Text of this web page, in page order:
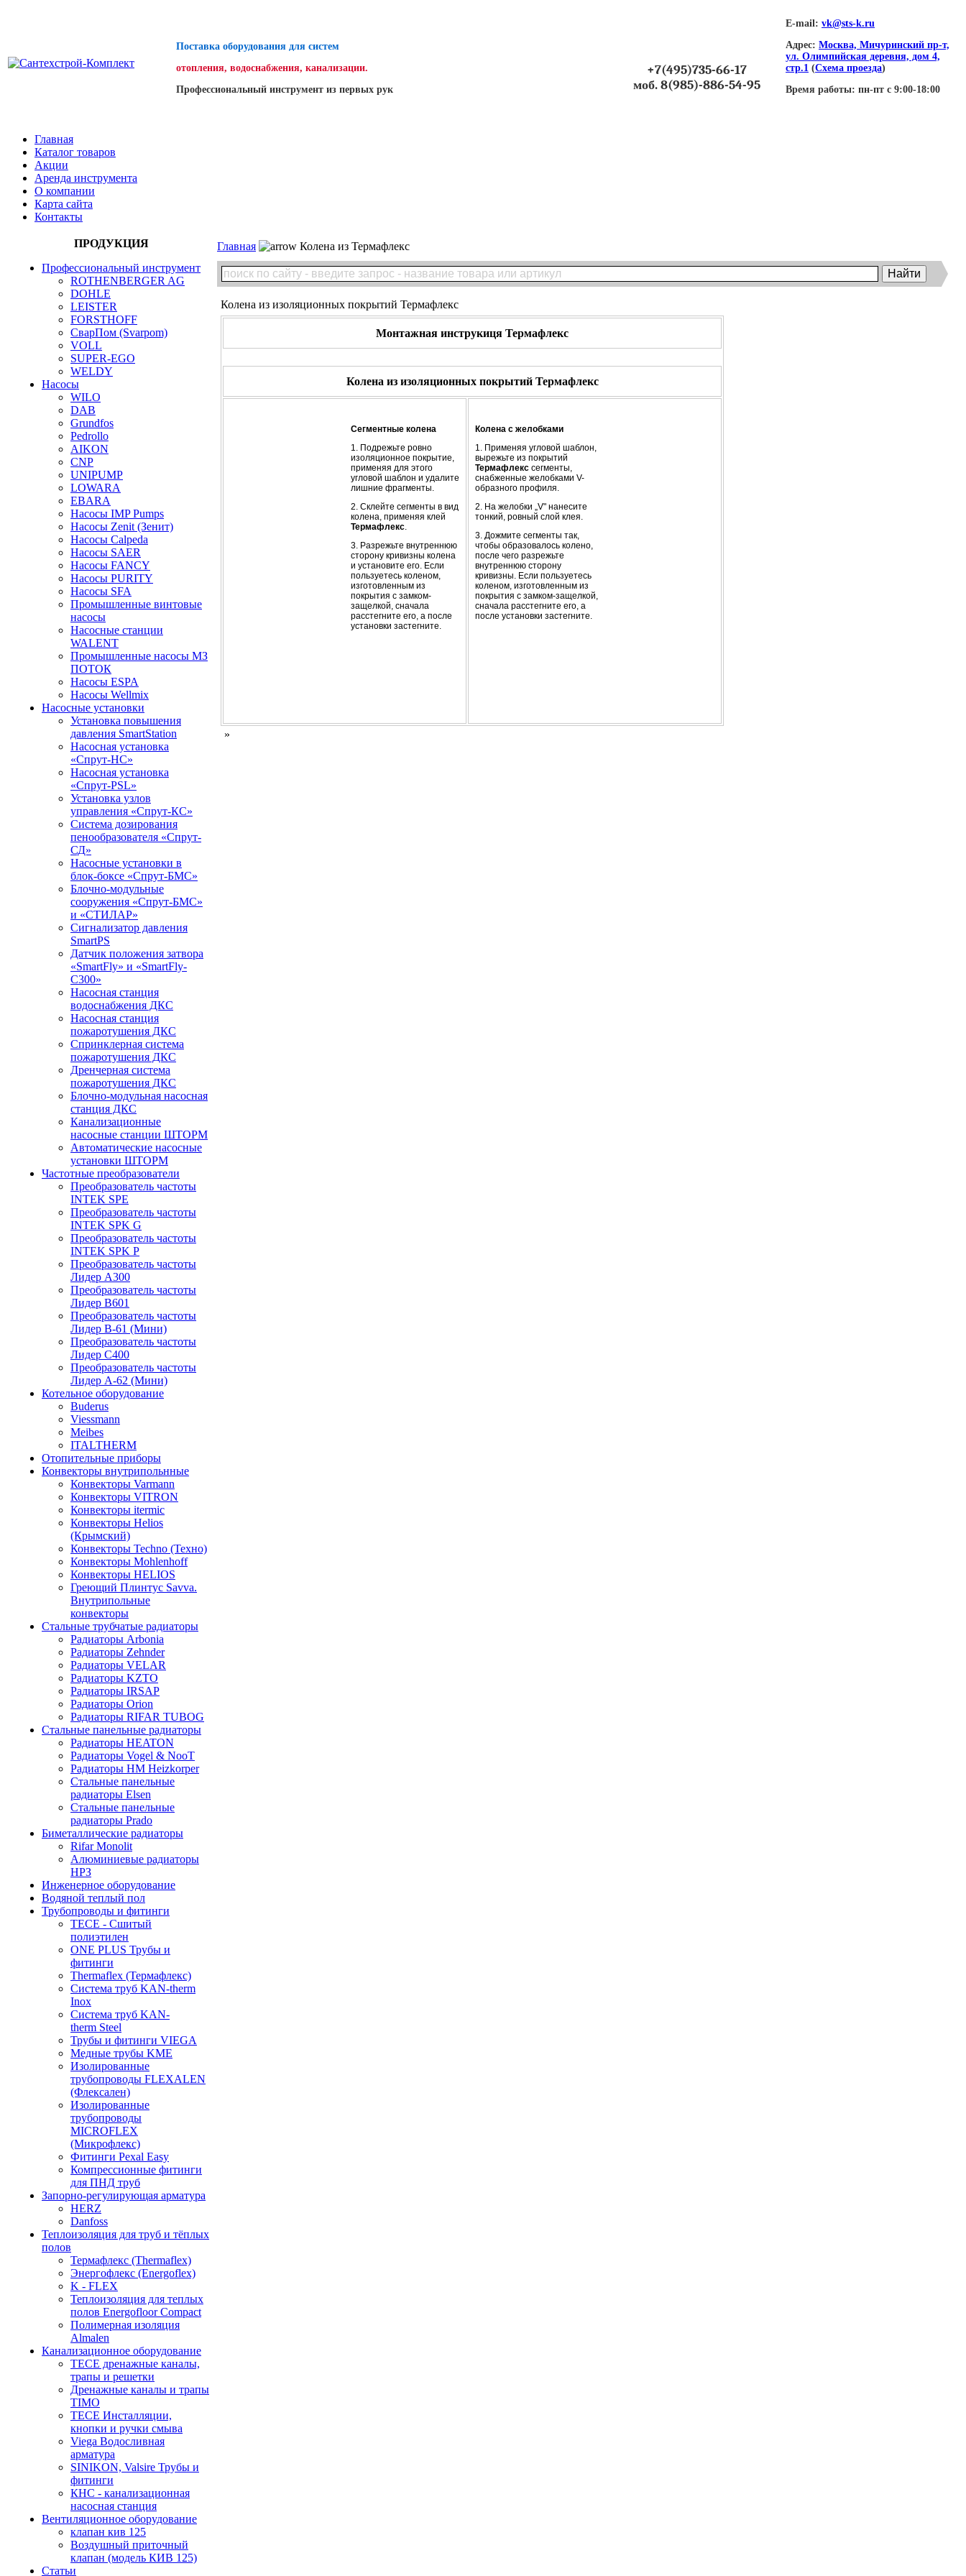
Поставка оборудования для систем
отопления, водоснабжения, канализации.
Профессиональный инструмент из первых рук
+7(495)735-66-17
моб. 8(985)-886-54-95
E-mail: vk@sts-k.ru
Адрес: Москва, Мичуринский пр-т,
ул. Олимпийская деревня, дом 4,
стр.1 (Схема проезда)
Время работы: пн-пт с 9:00-18:00
Главная
Каталог товаров
Акции
Аренда инструмента
О компании
Карта сайта
Контакты
ПРОДУКЦИЯ
Профессиональный инструмент
ROTHENBERGER AG
DOHLE
LEISTER
FORSTHOFF
СварПом (Svarpom)
VOLL
SUPER-EGO
WELDY
Насосы
WILO
DAB
Grundfos
Pedrollo
AIKON
CNP
UNIPUMP
LOWARA
EBARA
Насосы IMP Pumps
Насосы Zenit (Зенит)
Насосы Calpeda
Насосы SAER
Насосы FANCY
Насосы PURITY
Насосы SFA
Промышленные винтовые
насосы
Насосные станции
WALENT
Промышленные насосы МЗ
ПОТОК
Насосы ESPA
Насосы Wellmix
Насосные установки
Установка повышения
давления SmartStation
Насосная установка
«Спрут-НС»
Насосная установка
«Спрут-PSL»
Установка узлов
управления «Спрут-КС»
Система дозирования
пенообразователя «Спрут-
СД»
Насосные установки в
блок-боксе «Спрут-БМС»
Блочно-модульные
сооружения «Спрут-БМС»
и «СТИЛАР»
Сигнализатор давления
SmartPS
Датчик положения затвора
«SmartFly» и «SmartFly-
С300»
Насосная станция
водоснабжения ДКС
Насосная станция
пожаротушения ДКС
Спринклерная система
пожаротушения ДКС
Дренчерная система
пожаротушения ДКС
Блочно-модульная насосная
станция ДКС
Канализационные
насосные станции ШТОРМ
Автоматические насосные
установки ШТОРМ
Частотные преобразователи
Преобразователь частоты
INTEK SPE
Преобразователь частоты
INTEK SPK G
Преобразователь частоты
INTEK SPK P
Преобразователь частоты
Лидер А300
Преобразователь частоты
Лидер B601
Преобразователь частоты
Лидер В-61 (Мини)
Преобразователь частоты
Лидер С400
Преобразователь частоты
Лидер А-62 (Мини)
Котельное оборудование
Buderus
Viessmann
Meibes
ITALTHERM
Отопительные приборы
Конвекторы внутрипольнные
Конвекторы Varmann
Конвекторы VITRON
Конвекторы itermic
Конвекторы Helios
(Крымский)
Конвекторы Techno (Техно)
Конвекторы Mohlenhoff
Конвекторы HELIOS
Греющий Плинтус Savva.
Внутрипольные
конвекторы
Стальные трубчатые радиаторы
Радиаторы Arbonia
Радиаторы Zehnder
Радиаторы VELAR
Радиаторы KZTO
Радиаторы IRSAP
Радиаторы Orion
Радиаторы RIFAR TUBOG
Стальные панельные радиаторы
Радиаторы HEATON
Радиаторы Vogel & NooT
Радиаторы HM Heizkorper
Стальные панельные
радиаторы Elsen
Стальные панельные
радиаторы Prado
Биметаллические радиаторы
Rifar Monolit
Алюминиевые радиаторы
НРЗ
Инженерное оборудование
Водяной теплый пол
Трубопроводы и фитинги
ТЕСЕ - Сшитый
полиэтилен
ONE PLUS Трубы и
фитинги
Thermaflex (Термафлекс)
Система труб KAN-therm
Inox
Система труб KAN-
therm Steel
Трубы и фитинги VIEGA
Медные трубы KME
Изолированные
трубопроводы FLEXALEN
(Флексален)
Изолированные
трубопроводы
MICROFLEX
(Микрофлекс)
Фитинги Pexal Easy
Компрессионные фитинги
для ПНД труб
Запорно-регулирующая арматура
HERZ
Danfoss
Теплоизоляция для труб и тёплых
полов
Термафлекс (Thermaflex)
Энергофлекс (Energoflex)
K - FLEX
Теплоизоляция для теплых
полов Energofloor Compact
Полимерная изоляция
Almalen
Канализационное оборудование
TECE дренажные каналы,
трапы и решетки
Дренажные каналы и трапы
TIMO
TECE Инсталляции,
кнопки и ручки смыва
Viega Водосливная
арматура
SINIKON, Valsire Трубы и
фитинги
КНС - канализационная
насосная станция
Вентиляционное оборудование
клапан кив 125
Воздушный приточный
клапан (модель КИВ 125)
Статьи
Главная Колена из Термафлекс
Колена из изоляционных покрытий Термафлекс
Монтажная инструкиця Термафлекс
Колена из изоляционных покрытий Термафлекс
Сегментные колена
1. Подрежьте ровно
изоляционное покрытие,
применяя для этого
угловой шаблон и удалите
лишние фрагменты.
2. Склейте сегменты в вид
колена, применяя клей
Термафлекс.
3. Разрежьте внутреннюю
сторону кривизны колена
и установите его. Если
пользуетесь коленом,
изготовленным из
покрытия с замком-
защелкой, сначала
расстегните его, а после
установки застегните.
Колена с желобками
1. Применяя угловой шаблон,
вырежьте из покрытий
Термафлекс сегменты,
снабженные желобками V-
образного профиля.
2. На желобки „V" нанесите
тонкий, ровный слой клея.
3. Дожмите сегменты так,
чтобы образовалось колено,
после чего разрежьте
внутреннюю сторону
кривизны. Если пользуетесь
коленом, изготовленным из
покрытия с замком-защелкой,
сначала расстегните его, а
после установки застегните.
»